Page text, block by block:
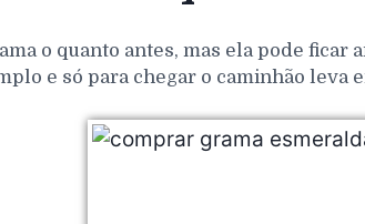
o quanto antes, mas ela pode ficar
e só para chegar o caminhão leva